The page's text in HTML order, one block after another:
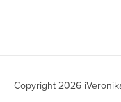
Copyright 2026